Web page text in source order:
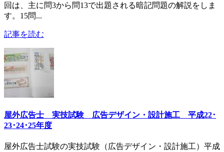
回は、主に問3から問13で出題される暗記問題の解説をしま
す。15問...
記事を読む
屋外広告士 実技試験 広告デザイン・設計施工 平成22･
23･24･25年度
屋外広告士試験の実技試験（広告デザイン・設計施工）平成